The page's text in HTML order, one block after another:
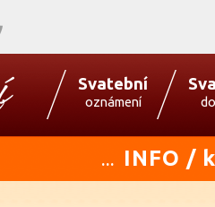
Svatební
oznámení
... INFO /